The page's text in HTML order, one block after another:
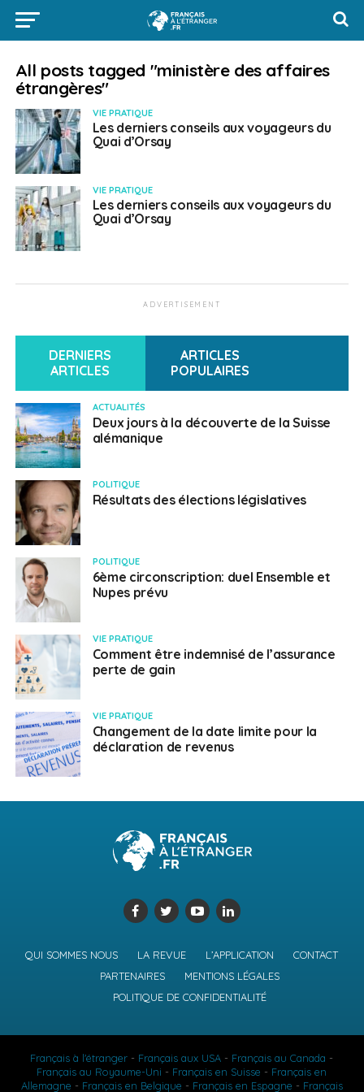
All posts tagged "ministère des affaires
étrangères"
VIE PRATIQUE
Les derniers conseils aux voyageurs du
Quai d’Orsay
VIE PRATIQUE
Les derniers conseils aux voyageurs du
Quai d’Orsay
ADVERTISEMENT
DERNIERS
ARTICLES
ARTICLES
POPULAIRES
ACTUALITÉS
Deux jours à la découverte de la Suisse
alémanique
POLITIQUE
Résultats des élections législatives
POLITIQUE
6ème circonscription: duel Ensemble et
Nupes prévu
VIE PRATIQUE
Comment être indemnisé de l’assurance
perte de gain
VIE PRATIQUE
Changement de la date limite pour la
déclaration de revenus
QUI SOMMES NOUS LA REVUE L’APPLICATION
CONTACT
PARTENAIRES
MENTIONS LÉGALES
POLITIQUE DE CONFIDENTIALITÉ
Français à l'étranger - Français aux USA - Français au Canada -
Français au Royaume-Uni - Français en Suisse - Français en
Allemagne - Français en Belgique - Français en Espagne - Français